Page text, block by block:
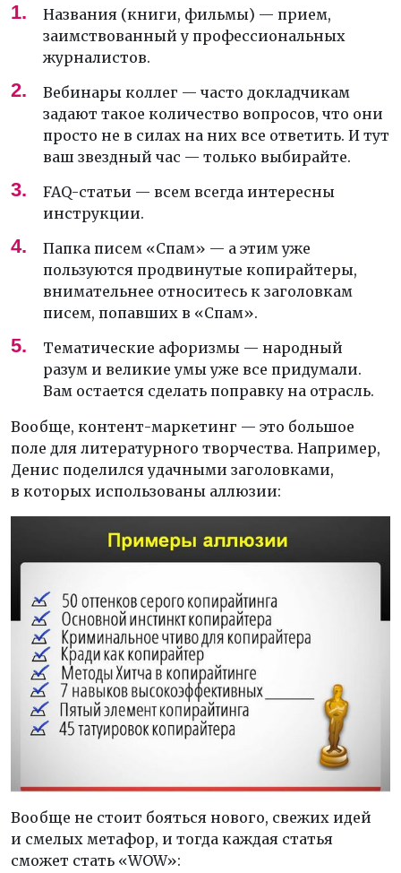
Названия (книги, фильмы) — прием,
заимствованный у профессиональных
журналистов.
Вебинары коллег — часто докладчикам
задают такое количество вопросов, что они
просто не в силах на них все ответить. И тут
ваш звездный час — только выбирайте.
FAQ-статьи — всем всегда интересны
инструкции.
Папка писем «Спам» — а этим уже
пользуются продвинутые копирайтеры,
внимательнее относитесь к заголовкам
писем, попавших в «Спам».
Тематические афоризмы — народный
разум и великие умы уже все придумали.
Вам остается сделать поправку на отрасль.
Вообще, контент-маркетинг — это большое
поле для литературного творчества. Например,
Денис поделился удачными заголовками,
в которых использованы аллюзии:
Вообще не стоит бояться нового, свежих идей
и смелых метафор, и тогда каждая статья
сможет стать «WOW»: